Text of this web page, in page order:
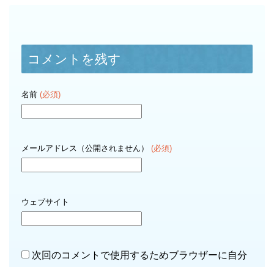
コメントを残す
名前 (必須)
メールアドレス（公開されません） (必須)
ウェブサイト
次回のコメントで使用するためブラウザーに自分